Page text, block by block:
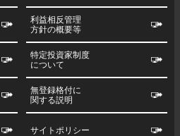
利益相反管理
方針の概要等
特定投資家制度
について
無登録格付に
関する説明
サイトポリシー